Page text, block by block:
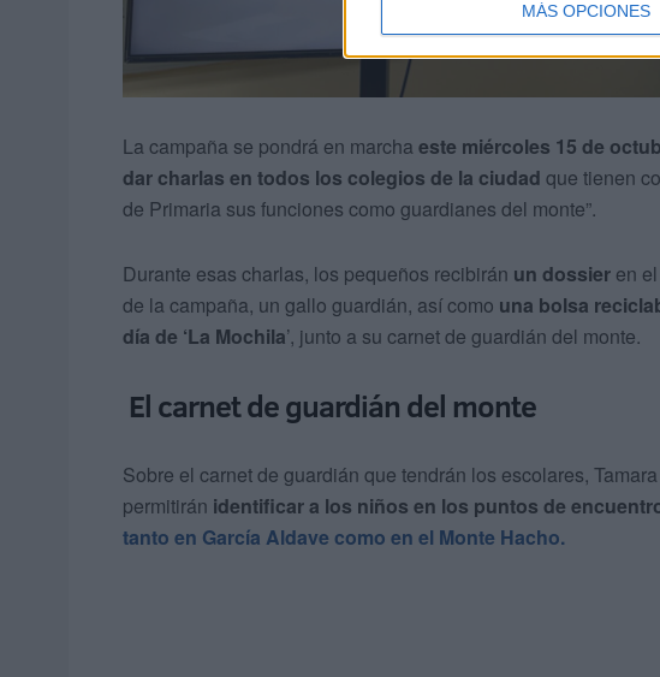
MÁS OPCIONES
La campaña se pondrá en marcha este miércoles 15 de
dar charlas en todos los colegios de la ciudad que tienen
de Primaria sus funciones como guardianes del monte”.
Durante esas charlas, los pequeños recibirán un dossier en
de la campaña, un gallo guardián, así como una bolsa
día de ‘La Mochila’, junto a su carnet de guardián del monte.
El carnet de guardián del monte
Sobre el carnet de guardián que tendrán los escolares,
permitirán identificar a los niños en los puntos de
tanto en García Aldave como en el Monte Hacho.